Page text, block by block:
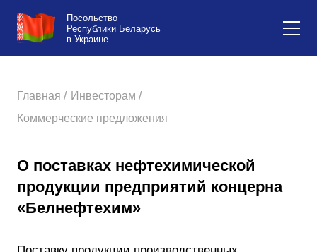
Посольство
Республики Беларусь
в Украине
Главная / Инвесторам /
Коммерческие предложения
О поставках нефтехимической
продукции предприятий концерна
«Белнефтехим»